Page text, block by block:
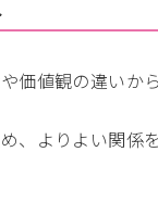
価値観の違いか
、よりよい関係